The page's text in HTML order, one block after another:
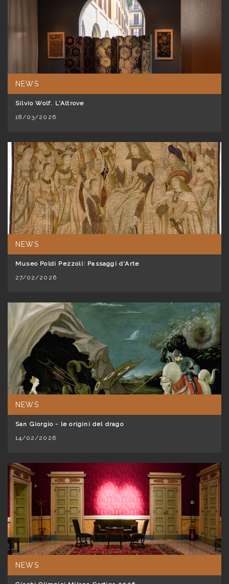
NEWS
Silvio Wolf. L'Altrove
18/03/2026
NEWS
Museo Poldi Pezzoli: Passaggi d'Arte
27/02/2026
NEWS
San Giorgio - le origini del drago
14/02/2026
NEWS